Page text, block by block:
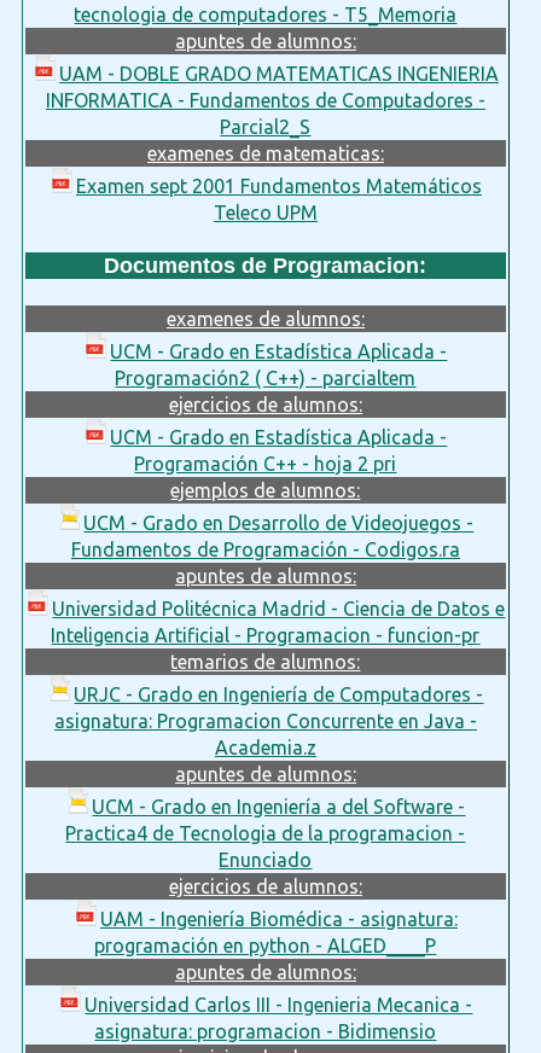
tecnologia de computadores - T5_Memoria
apuntes de alumnos:
UAM - DOBLE GRADO MATEMATICAS INGENIERIA
INFORMATICA - Fundamentos de Computadores -
Parcial2_S
examenes de matematicas:
Examen sept 2001 Fundamentos Matemáticos
Teleco UPM
Documentos de Programacion:
examenes de alumnos:
UCM - Grado en Estadística Aplicada -
Programación2 ( C++) - parcialtem
ejercicios de alumnos:
UCM - Grado en Estadística Aplicada -
Programación C++ - hoja 2 pri
ejemplos de alumnos:
UCM - Grado en Desarrollo de Videojuegos -
Fundamentos de Programación - Codigos.ra
apuntes de alumnos:
Universidad Politécnica Madrid - Ciencia de Datos e
Inteligencia Artificial - Programacion - funcion-pr
temarios de alumnos:
URJC - Grado en Ingeniería de Computadores -
asignatura: Programacion Concurrente en Java -
Academia.z
apuntes de alumnos:
UCM - Grado en Ingeniería a del Software -
Practica4 de Tecnologia de la programacion -
Enunciado
ejercicios de alumnos:
UAM - Ingeniería Biomédica - asignatura:
programación en python - ALGED____P
apuntes de alumnos:
Universidad Carlos III - Ingenieria Mecanica -
asignatura: programacion - Bidimensio